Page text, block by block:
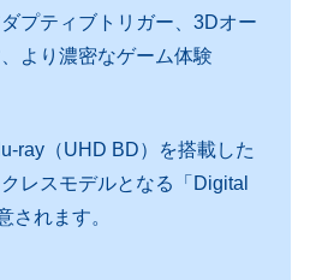
プティブトリガー、3Dオー
より濃密なゲーム体験
ray（UHD BD）を搭載した
レスモデルとなる「Digital
されます。